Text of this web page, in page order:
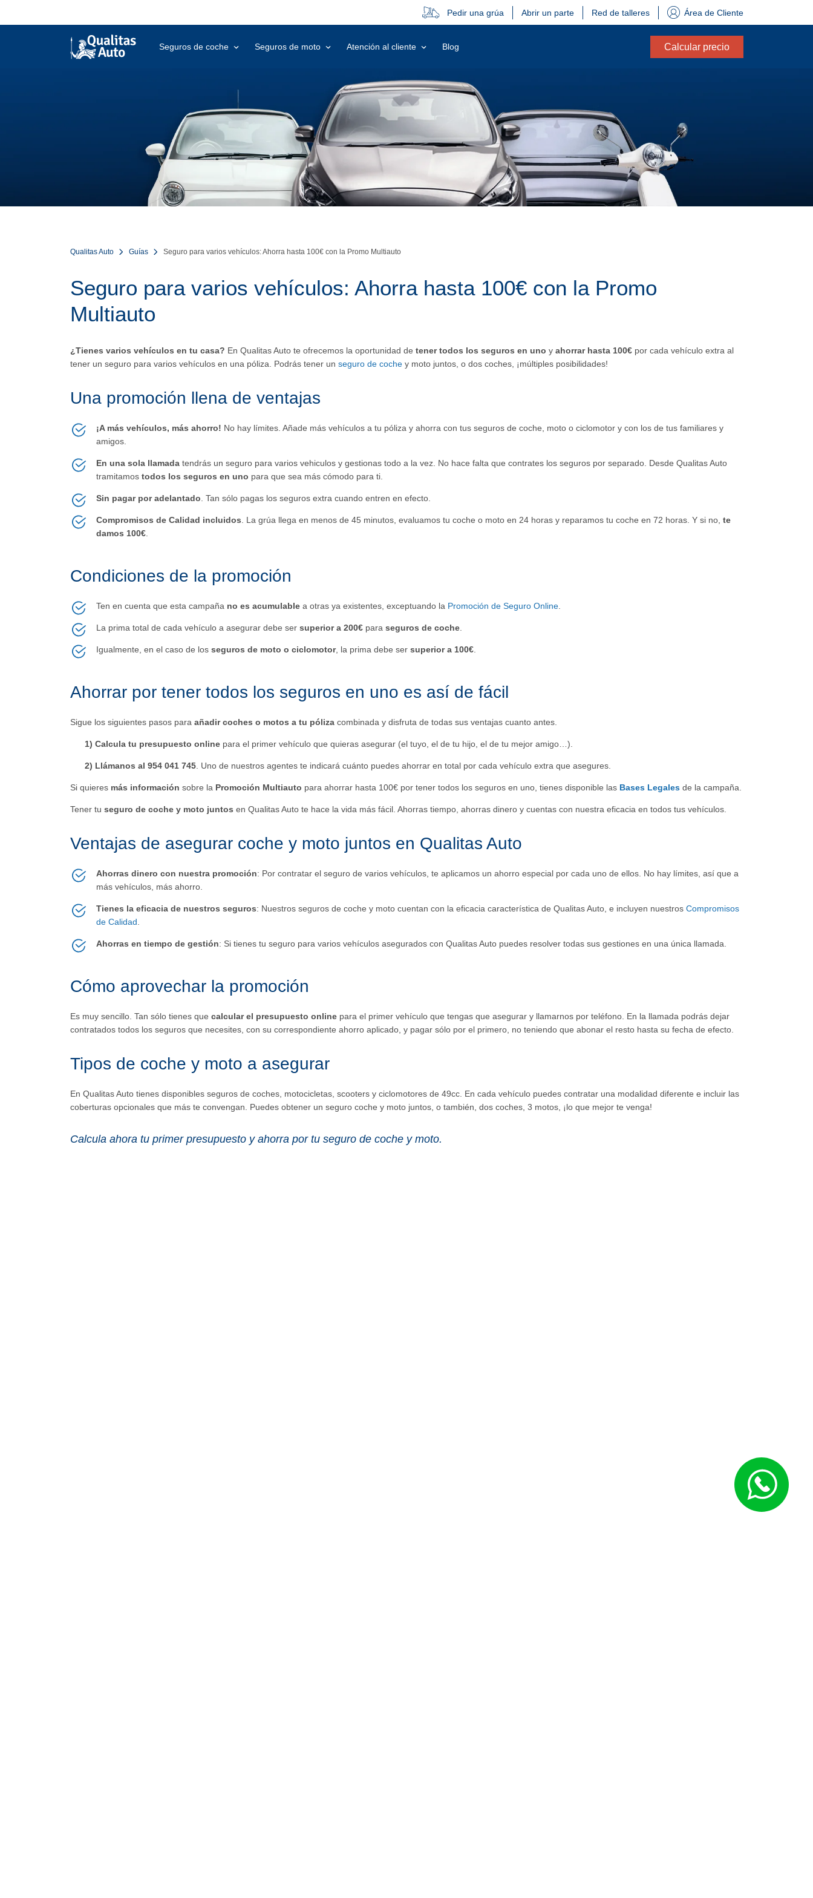
Pedir una grúa Abrir un parte Red de talleres Área de Cliente
Seguros de coche Seguros de moto Atención al cliente Blog Calcular precio
Qualitas Auto Guías Seguro para varios vehículos: Ahorra hasta 100€ con la Promo Multiauto
Seguro para varios vehículos: Ahorra hasta 100€ con la Promo
Multiauto
¿Tienes varios vehículos en tu casa? En Qualitas Auto te ofrecemos la oportunidad de tener todos los seguros en uno y ahorrar hasta 100€ por cada vehículo extra al
tener un seguro para varios vehículos en una póliza. Podrás tener un seguro de cochey moto juntos, o dos coches, ¡múltiples posibilidades!
Una promoción llena de ventajas
¡A más vehículos, más ahorro! No hay límites. Añade más vehículos a tu póliza y ahorra con tus seguros de coche, moto o ciclomotor y con los de tus familiares y
amigos.
En una sola llamada tendrás unseguro para varios vehiculos y gestionas todo a la vez. No hace falta que contrates los seguros por separado. Desde Qualitas Auto
tramitamos todos los seguros en uno para que sea más cómodo para ti.
Sin pagar por adelantado. Tan sólo pagas los seguros extra cuando entren en efecto.
Compromisos de Calidad incluidos. La grúa llega en menos de 45 minutos, evaluamos tu coche o moto en 24 horas y reparamos tu coche en 72 horas. Y si no,te
damos 100€.
Condiciones de la promoción
Ten en cuenta que esta campaña no es acumulable a otras ya existentes, exceptuando la Promoción de Seguro Online.
La prima total de cada vehículo a asegurar debe ser superior a 200€ paraseguros de coche.
Igualmente, en el caso de losseguros de moto o ciclomotor, la prima debe sersuperior a 100€.
Ahorrar por tener todos los seguros en uno es así de fácil
Sigue los siguientes pasos para añadir coches o motos a tu pólizacombinada y disfruta de todas sus ventajas cuanto antes.
1) Calcula tu presupuesto online para el primer vehículo que quieras asegurar (el tuyo, el de tu hijo, el de tu mejor amigo…).
2) Llámanos al 954 041 745. Uno de nuestros agentes te indicará cuánto puedes ahorrar en total por cada vehículo extra que asegures.
Si quieres más información sobre la Promoción Multiauto para ahorrar hasta 100€ por tener todos los seguros en uno, tienes disponible las Bases Legales de la campaña.
Tener tu seguro de coche y moto juntos en Qualitas Auto te hace la vida más fácil. Ahorras tiempo, ahorras dinero y cuentas con nuestra eficacia en todos tus vehículos.
Ventajas de asegurar coche y moto juntos en Qualitas Auto
Ahorras dinero con nuestra promoción: Por contratar el seguro de varios vehículos, te aplicamos un ahorro especial por cada uno de ellos. No hay límites, así que a
más vehículos, más ahorro.
Tienes la eficacia de nuestros seguros: Nuestros seguros de coche y moto cuentan con la eficacia característica de Qualitas Auto, e incluyen nuestrosCompromisos
de Calidad.
Ahorras en tiempo de gestión: Si tienes tu seguro para varios vehículos asegurados con Qualitas Auto puedes resolver todas sus gestiones en una única llamada.
Cómo aprovechar la promoción
Es muy sencillo. Tan sólo tienes que calcular el presupuesto onlinepara el primer vehículo que tengas que asegurar y llamarnos por teléfono. En la llamada podrás dejar
contratados todos los seguros que necesites, con su correspondiente ahorro aplicado, y pagar sólo por el primero, no teniendo que abonar el resto hasta su fecha de efecto.
Tipos de coche y moto a asegurar
En Qualitas Auto tienes disponibles seguros de coches, motocicletas, scooters y ciclomotores de 49cc. En cada vehículo puedes contratar una modalidad diferente e incluir las
coberturas opcionales que más te convengan. Puedes obtener un seguro coche y moto juntos, o también, dos coches, 3 motos, ¡lo que mejor te venga!
Calcula ahora tu primer presupuesto y ahorra por tu seguro de coche y moto.